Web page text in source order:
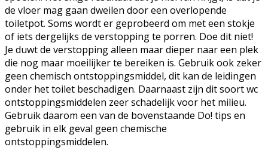
de vloer mag gaan dweilen door een overlopende
toiletpot. Soms wordt er geprobeerd om met een stokje
of iets dergelijks de verstopping te porren. Doe dit niet!
Je duwt de verstopping alleen maar dieper naar een plek
die nog maar moeilijker te bereiken is. Gebruik ook zeker
geen chemisch ontstoppingsmiddel, dit kan de leidingen
onder het toilet beschadigen. Daarnaast zijn dit soort wc
ontstoppingsmiddelen zeer schadelijk voor het milieu.
Gebruik daarom een van de bovenstaande Do! tips en
gebruik in elk geval geen chemische
ontstoppingsmiddelen.